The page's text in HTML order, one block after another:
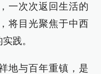
一次次返回生活的
将目光聚焦于中西
践。
地与百年重镇，是